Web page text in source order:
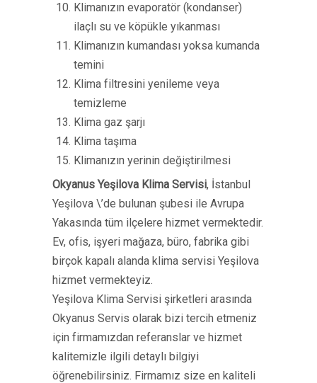
Klimanızın evaporatör (kondanser)
ilaçlı su ve köpükle yıkanması
Klimanızın kumandası yoksa kumanda
temini
Klima filtresini yenileme veya
temizleme
Klima gaz şarjı
Klima taşıma
Klimanızın yerinin değiştirilmesi
Okyanus Yeşilova Klima Servisi, İstanbul
Yeşilova \’de bulunan şubesi ile Avrupa
Yakasında tüm ilçelere hizmet vermektedir.
Ev, ofis, işyeri mağaza, büro, fabrika gibi
birçok kapalı alanda klima servisi Yeşilova
hizmet vermekteyiz.
Yeşilova Klima Servisi şirketleri arasında
Okyanus Servis olarak bizi tercih etmeniz
için firmamızdan referanslar ve hizmet
kalitemizle ilgili detaylı bilgiyi
öğrenebilirsiniz. Firmamız size en kaliteli